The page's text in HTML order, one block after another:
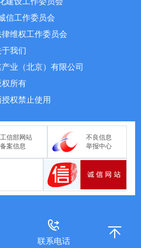
信工作委员会
维权工作委员会
于我们
业（北京）有限公司
权所有
权禁止使用
工信部网站
备案信息
不良信息
举报中心
联系电话